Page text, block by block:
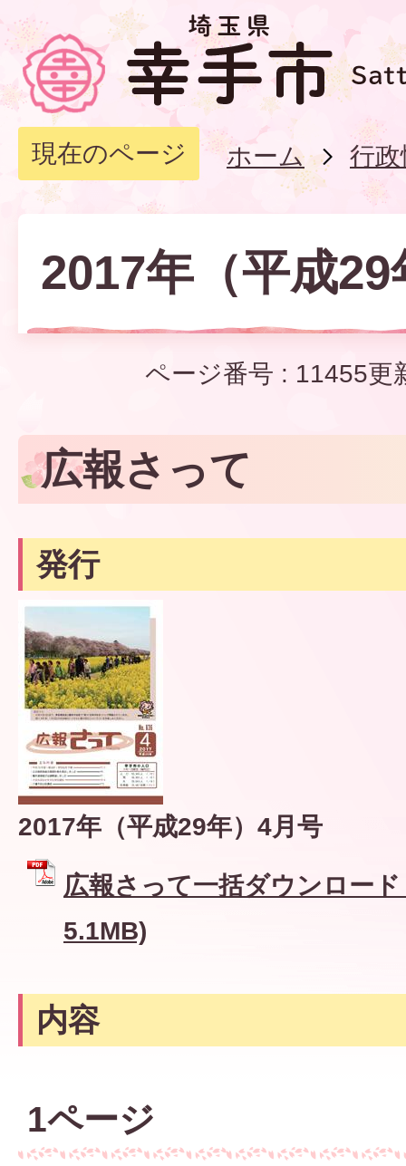
現在のページ ホーム 行
2017年（平成
ページ番号 : 11455更
広報さって
発行
2017年（平成29年）4月号
広報さって一括ダウンロー
5.1MB)
内容
1ページ